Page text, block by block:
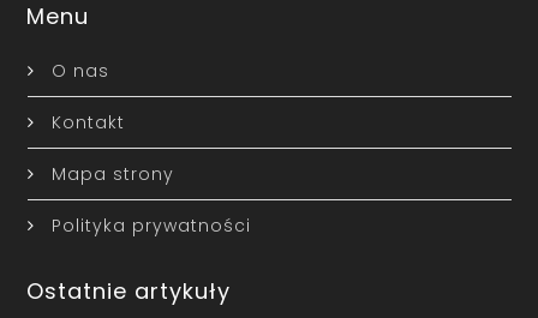
Menu
O nas
Kontakt
Mapa strony
Polityka prywatności
Ostatnie artykuły